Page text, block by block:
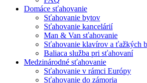
Domáce sťahovanie
Sťahovanie bytov
Sťahovanie kancelárií
Man & Van sťahovanie
Sťahovanie klavírov a ťažkých
Baliaca služba pri sťahovaní
Medzinárodné sťahovanie
Sťahovanie v rámci Európy
Sťahovanie do zámoria